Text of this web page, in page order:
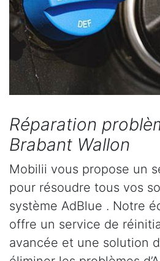
Réparation
Brabant Wallon
Mobilii vous propose un
pour résoudre tous vos
système AdBlue . Notre
offre un service de
avancée et une solution